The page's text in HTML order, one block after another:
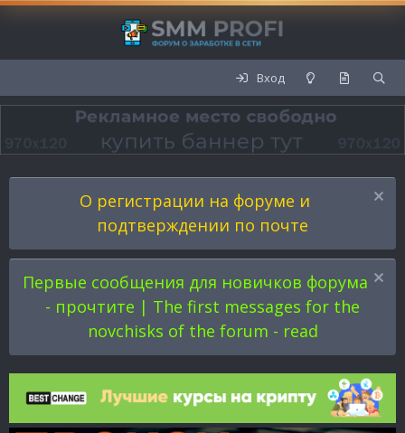
Вход
О регистрации на форуме и
подтверждении по почте
Первые сообщения для новичков форума
- прочтите | The first messages for the
novchisks of the forum - read